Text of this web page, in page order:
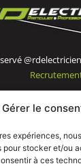
Gérer le
expériences,
pour stocker et/ou
à ces